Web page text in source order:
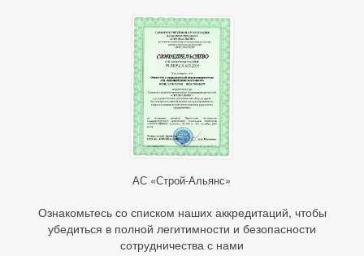
АС «Строй-Альянс»
Ознакомьтесь со списком наших аккредитаций, чтобы
убедиться в полной легитимности и безопасности
сотрудничества с нами